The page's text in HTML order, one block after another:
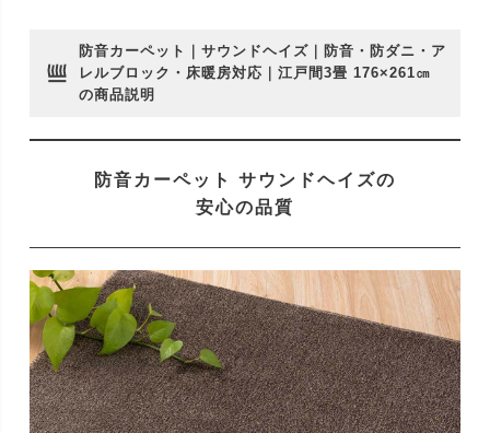
防音カーペット｜サウンドヘイズ｜防音・防ダニ・ア
レルブロック・床暖房対応｜江戸間3畳 176×261㎝
の商品説明
防音カーペット サウンドヘイズの
安心の品質